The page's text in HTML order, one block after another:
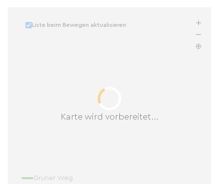
Karte wird vorbereitet...
Liste beim Bewegen aktualisieren
Grüner Weg